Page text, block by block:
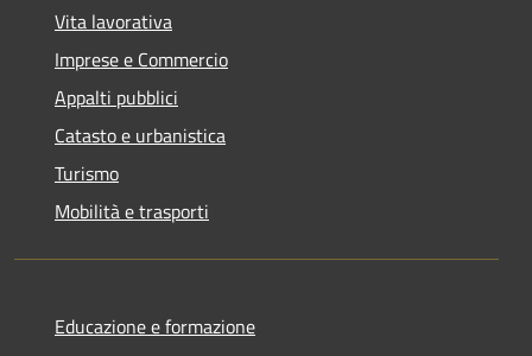
Vita lavorativa
Imprese e Commercio
Appalti pubblici
Catasto e urbanistica
Turismo
Mobilità e trasporti
Educazione e formazione